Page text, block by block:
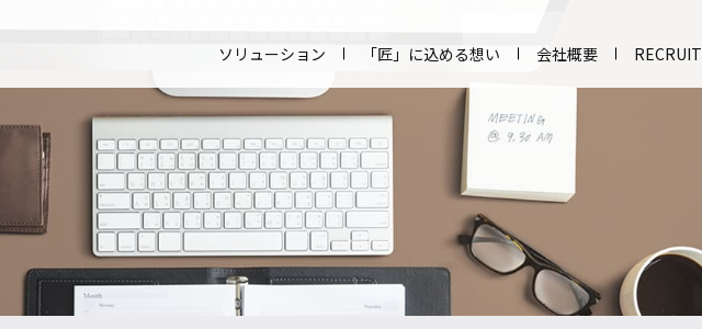
ソリューション 「匠」に込める想い 会社概要 RECRUIT